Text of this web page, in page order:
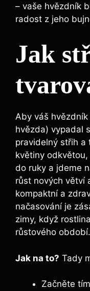
– vaše hvězdník
radost z jeho
Jak
Aby váš
hvězda) vypadal
pravidelný střih a
květiny
do ruky a jdeme
růst nových větví
kompaktní a
načasování je
zimy, když
růstového období.
Jak na to? Tady
Začněte